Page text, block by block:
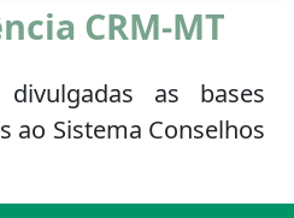
CRM-MT
as bases
ao Sistema Conselhos